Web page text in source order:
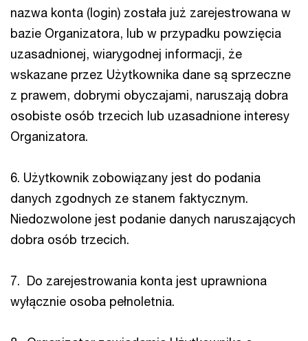
nazwa konta (login) została już zarejestrowana w
bazie Organizatora, lub w przypadku powzięcia
uzasadnionej, wiarygodnej informacji, że
wskazane przez Użytkownika dane są sprzeczne
z prawem, dobrymi obyczajami, naruszają dobra
osobiste osób trzecich lub uzasadnione interesy
Organizatora.
6. Użytkownik zobowiązany jest do podania
danych zgodnych ze stanem faktycznym.
Niedozwolone jest podanie danych naruszających
dobra osób trzecich.
7. Do zarejestrowania konta jest uprawniona
wyłącznie osoba pełnoletnia.